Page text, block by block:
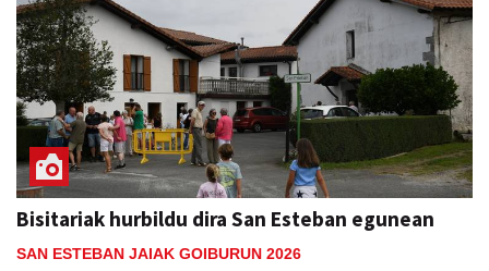
Bisitariak hurbildu dira San Esteban egunean
SAN ESTEBAN JAIAK GOIBURUN 2026